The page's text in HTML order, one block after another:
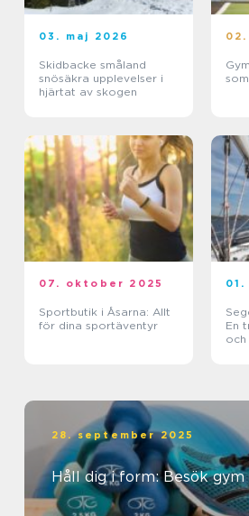
03. maj 2026
Skidbacke småland
snösäkra upplevelser i
hjärtat av skogen
Gym
07. oktober 2025
Sportbutik i Åsarna: Allt
för dina sportäventyr
En
28. september 2025
Håll dig i form: Besök gym